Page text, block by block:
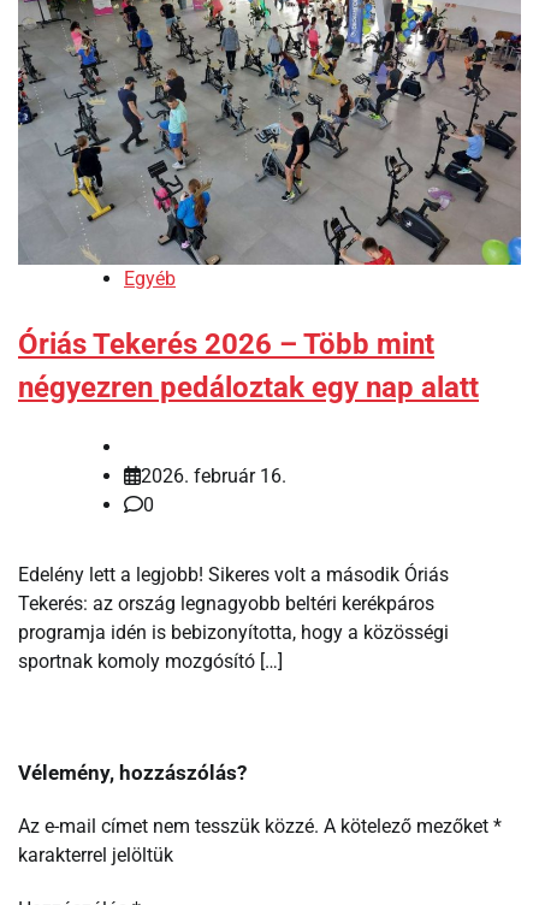
Egyéb
Óriás Tekerés 2026 – Több mint
négyezren pedáloztak egy nap alatt
2026. február 16.
0
Edelény lett a legjobb! Sikeres volt a második Óriás
Tekerés: az ország legnagyobb beltéri kerékpáros
programja idén is bebizonyította, hogy a közösségi
sportnak komoly mozgósító […]
Vélemény, hozzászólás?
Az e-mail címet nem tesszük közzé. A kötelező mezőket *
karakterrel jelöltük